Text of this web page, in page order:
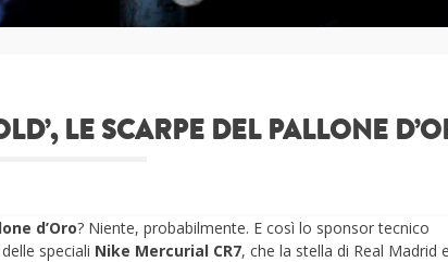
LE SCARPE DEL PALLONE
d’Oro? Niente, probabilmente. E così lo sponsor tecnico
speciali Nike Mercurial CR7, che la stella di Real Madrid e